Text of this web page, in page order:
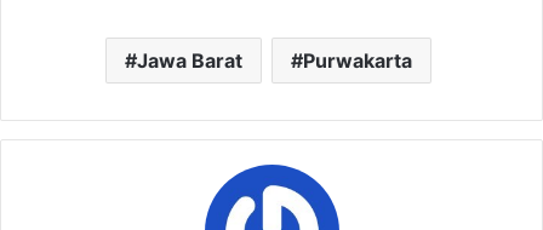
Jawa Barat Purwakarta